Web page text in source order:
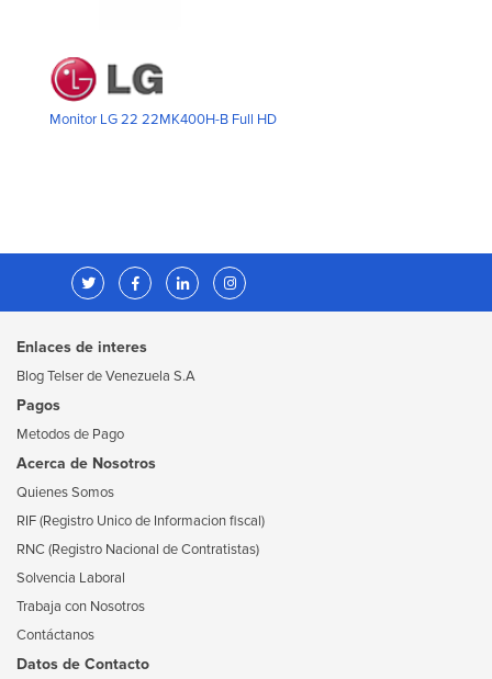
Monitor LG 22 22MK400H-B Full HD
Enlaces de interes
Blog Telser de Venezuela S.A
Pagos
Metodos de Pago
Acerca de Nosotros
Quienes Somos
RIF (Registro Unico de Informacion fiscal)
RNC (Registro Nacional de Contratistas)
Solvencia Laboral
Trabaja con Nosotros
Contáctanos
Datos de Contacto